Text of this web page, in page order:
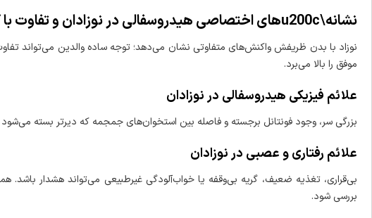
نشانه\u200cهای اختصاصی هیدروسفالی در نوزادان و تفاوت با کودکان
نوزاد با بدن ظریفش واکنش‌های متفاوتی نشان می‌دهد؛ توجه ساده والدین می‌تواند
موفق را بالا می‌برد.
علائم فیزیکی هیدروسفالی در نوزادان
بزرگی سر، وجود فونتانل برجسته و فاصله بین استخوان‌های جمجمه که دیرتر بسته می‌شود
علائم رفتاری و عصبی در نوزادان
بی‌قراری، تغذیه ضعیف، گریه بی‌وقفه یا خواب‌آلودگی غیرطبیعی می‌تواند هشدار
بررسی شود.